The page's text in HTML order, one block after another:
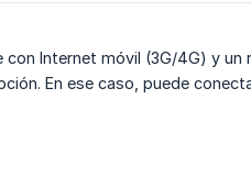
Internet móvil (3G/4G) y un
En ese caso, puede